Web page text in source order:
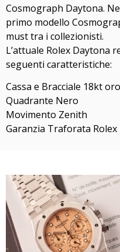
Cosmograph Daytona.
primo modello
must tra i collezionisti.
L’attuale Rolex Daytona
seguenti caratteristiche:
Cassa e Bracciale 18kt
Quadrante Nero
Movimento Zenith
Garanzia Traforata Rolex